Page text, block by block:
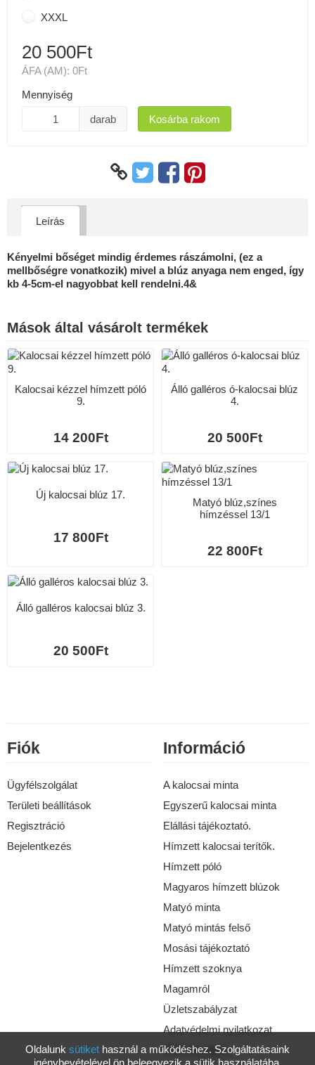
Oldalunk sütiket használ a működéshez. Szolgáltatásaink
igénybevételével ön beleegyezik a sütik használatába.
XXXL
20 500Ft
ÁFA (AM): 0Ft
Mennyiség
darab Kosárba rakom
Leírás
Kényelmi bőséget mindig érdemes rászámolni, (ez a
mellbőségre vonatkozik) mivel a blúz anyaga nem enged, így
kb 4-5cm-el nagyobbat kell rendelni.4&
Mások által vásárolt termékek
Kalocsai kézzel hímzett póló
9.
14 200Ft
Álló galléros ó-kalocsai blúz
4.
20 500Ft
Új kalocsai blúz 17.
17 800Ft
Matyó blúz,színes
hímzéssel 13/1
22 800Ft
Álló galléros kalocsai blúz 3.
20 500Ft
Fiók
Ügyfélszolgálat
Területi beállítások
Regisztráció
Bejelentkezés
Információ
A kalocsai minta
Egyszerű kalocsai minta
Elállási tájékoztató.
Hímzett kalocsai terítők.
Hímzett póló
Magyaros hímzett blúzok
Matyó minta
Matyó mintás felső
Mosási tájékoztató
Hímzett szoknya
Magamról
Üzletszabályzat
Adatvédelmi nyilatkozat
Elérhetőségek